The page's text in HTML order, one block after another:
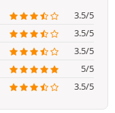
3.5/5
3.5/5
3.5/5
5/5
3.5/5